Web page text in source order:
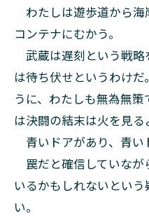
わたしは遊歩道から
コンテナにむかう。
武蔵は遅刻という戦略
は待ち伏せというわけ
うに、わたしも無為無
は決闘の結末は火を見る
青いドアがあり、青い
罠だと確信していな
いるかもしれないとい
い。